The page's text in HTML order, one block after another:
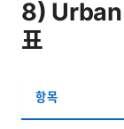
8) Urban
표
항목